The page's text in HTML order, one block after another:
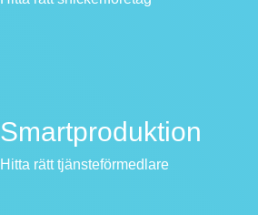
Smartproduktion
Hitta rätt tjänsteförmedlare